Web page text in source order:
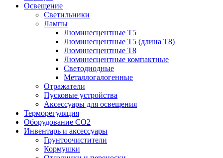
Освещение
Светильники
Лампы
Люминесцентные T5
Люминесцентные T5 (длина T8)
Люминесцентные T8
Люминесцентные компактные
Светодиодные
Металлогалогенные
Отражатели
Пусковые устройства
Аксессуары для освещения
Терморегуляция
Оборудование CO2
Инвентарь и аксессуары
Грунтоочистители
Кормушки